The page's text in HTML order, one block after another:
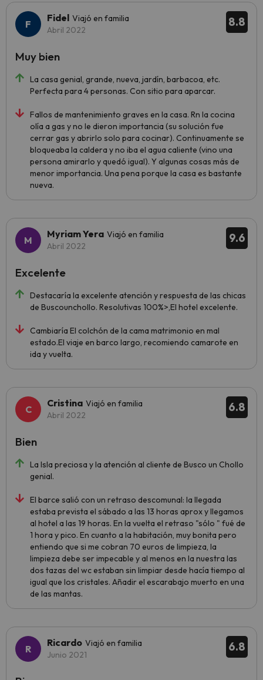
8.8
Fidel Viajó en familia
Abril 2022
La casa genial, grande, nueva, jardín, barbacoa, etc.
Perfecta para 4 personas. Con sitio para aparcar.
Fallos de mantenimiento graves en la casa. Rn la cocina
olía a gas y no le dieron importancia (su solución fue
cerrar gas y abrirlo solo para cocinar). Continuamente se
bloqueaba la caldera y no iba el agua caliente (vino una
persona amirarlo y quedó igual). Y algunas cosas más de
menor importancia. Una pena porque la casa es bastante
nueva.
Muy bien
9.6
Myriam Yera Viajó en familia
Abril 2022
Destacaría la excelente atención y respuesta de las chicas
de Buscounchollo. Resolutivas 100%>,El hotel excelente.
Cambiaría El colchón de la cama matrimonio en mal
estado.El viaje en barco largo, recomiendo camarote en
ida y vuelta.
Excelente
6.8
Cristina Viajó en familia
Abril 2022
La Isla preciosa y la atención al cliente de Busco un Chollo
genial.
El barce salió con un retraso descomunal: la llegada
estaba prevista el sábado a las 13 horas aprox y llegamos
al hotel a las 19 horas. En la vuelta el retraso "sólo " fué de
1 hora y pico. En cuanto a la habitación, muy bonita pero
entiendo que si me cobran 70 euros de limpieza, la
limpieza debe ser impecable y al menos en la nuestra las
dos tazas del wc estaban sin limpiar desde hacía tiempo al
igual que los cristales. Añadir el escarabajo muerto en una
de las mantas.
Bien
6.8
Ricardo Viajó en familia
Junio 2021